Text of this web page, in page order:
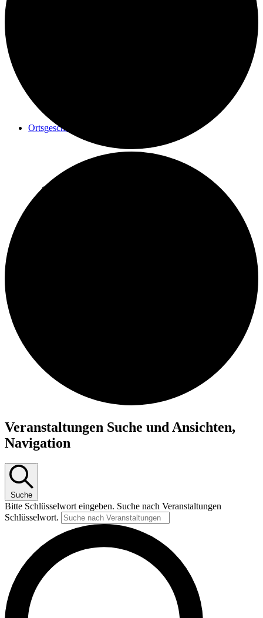
Ortsgeschichte
Veranstaltungen
Veranstaltungen Suche und Ansichten,
Navigation
Suche
Bitte Schlüsselwort eingeben. Suche nach Veranstaltungen
Schlüsselwort.